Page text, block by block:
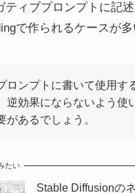
ティブプロンプトに記
で作られるケースが多
ロンプトに書いて使用す
逆効果にならないよう使
があるでしょう。
たい
Stable Diffusionの